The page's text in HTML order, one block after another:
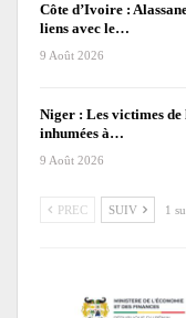
Côte d’Ivoire :
liens avec le…
9 Août 2026
Niger : Les victimes de
inhumées à…
9 Août 2026
PREC SUIV 1